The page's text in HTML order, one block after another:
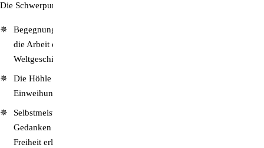
Die Schwerpunkte dieses Bandes:
Begegnungen mit der Weißen Bruderschaft:
die Arbeit der Aufgestiegenen Meister hinter den Kulissen der
Weltgeschichte.
Die Höhle der Symbole:
Einweihungsorte und der Technologie der Meister.
Selbstmeisterung im Alltag:
Gedanken und Gefühle Disharmonie auflöst und vollkommene
Freiheit erlangt.